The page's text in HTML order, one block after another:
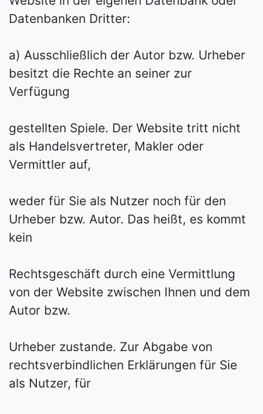
Datenbanken Dritter:
a) Ausschließlich der Autor bzw. Urheber
besitzt die Rechte an seiner zur
Verfügung
gestellten Spiele. Der Website tritt nicht
als Handelsvertreter, Makler oder
Vermittler auf,
weder für Sie als Nutzer noch für den
Urheber bzw. Autor. Das heißt, es kommt
kein
Rechtsgeschäft durch eine Vermittlung
von der Website zwischen Ihnen und dem
Autor bzw.
Urheber zustande. Zur Abgabe von
rechtsverbindlichen Erklärungen für Sie
als Nutzer, für